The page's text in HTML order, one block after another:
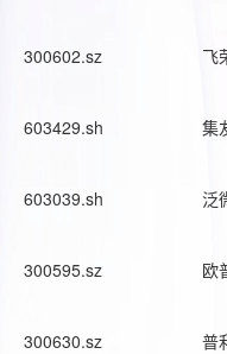
300602.sz 飞
603429.sh 集
603039.sh 泛
300595.sz 欧
300630.sz 普